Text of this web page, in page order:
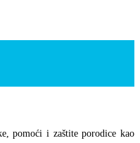
pomoći i zaštite porodice kao